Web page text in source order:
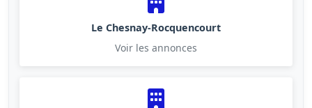
Le Chesnay-Rocquencourt
Voir les annonces